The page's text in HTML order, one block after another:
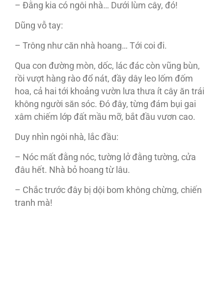
– Đằng kia có ngôi nhà… Dưới lùm cây, đó!
Dũng vỗ tay:
– Trông như căn nhà hoang… Tới coi đi.
Qua con đường mòn, dốc, lác đác còn vũng bùn,
rồi vượt hàng rào đổ nát, đầy dây leo lốm đốm
hoa, cả hai tới khoảng vườn lưa thưa ít cây ăn trái
không người săn sóc. Đó đây, từng đám bụi gai
xâm chiếm lớp đất mầu mỡ, bắt đầu vươn cao.
Duy nhìn ngôi nhà, lắc đầu:
– Nóc mất đằng nóc, tường lở đằng tường, cửa
đâu hết. Nhà bỏ hoang từ lâu.
– Chắc trước đây bị dội bom không chừng, chiến
tranh mà!